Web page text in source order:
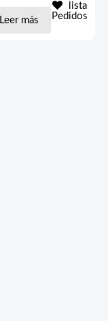
Leer más
lista
Pedidos